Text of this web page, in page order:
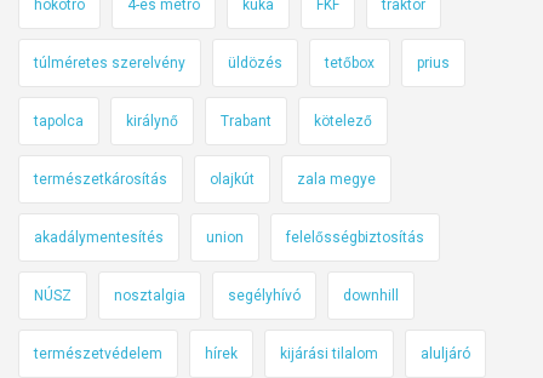
!
e
m
k
a
p
s
z
b
hókotró 4-es metró kuka FKF traktor
túlméretes szerelvény üldözés tetőbox prius
tapolca királynő Trabant kötelező
természetkárosítás olajkút zala megye
akadálymentesítés union felelősségbiztosítás
NÚSZ nosztalgia segélyhívó downhill
természetvédelem hírek kijárási tilalom aluljáró